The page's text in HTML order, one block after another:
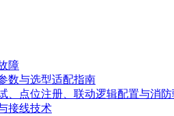
障
数与选型适配指南
、点位注册、联动逻辑配置与消
接线技术